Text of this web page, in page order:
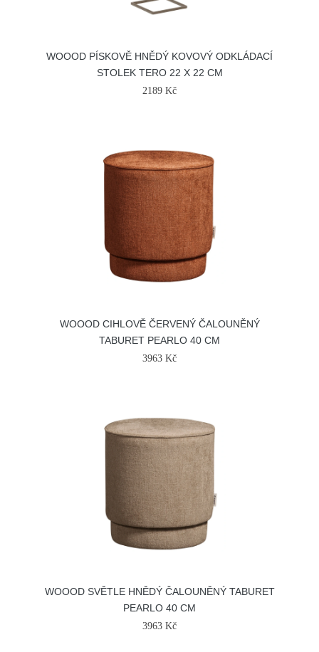
WOOOD PÍSKOVĚ HNĚDÝ KOVOVÝ ODKLÁDACÍ
STOLEK TERO 22 X 22 CM
2189 Kč
WOOOD CIHLOVĚ ČERVENÝ ČALOUNĚNÝ
TABURET PEARLO 40 CM
3963 Kč
WOOOD SVĚTLE HNĚDÝ ČALOUNĚNÝ TABURET
PEARLO 40 CM
3963 Kč